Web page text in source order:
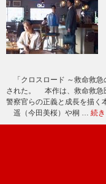
「クロスロード ～救命救急
された。 本作は、救命救急
警察官らの正義と成長を描く
遥（今田美桜）や桐 … 続